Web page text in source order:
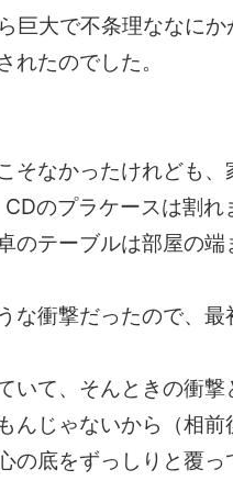
巨大で不条理ななにか
たのでした。
そなかったけれども、
のプラケースは割れ
のテーブルは部屋の端
な衝撃だったので、最
いて、そんときの衝撃
んじゃないから（相前
の底をずっしりと覆っ